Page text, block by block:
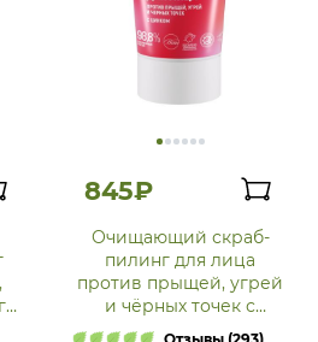
845₽
Очищающий скраб-
пилинг для лица
против прыщей, угрей
и чёрных точек с
цинком
Отзывы (293)